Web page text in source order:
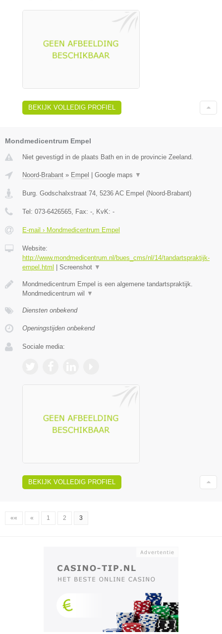
BEKIJK VOLLEDIG PROFIEL
Mondmedicentrum Empel
Niet gevestigd in de plaats Bath en in de provincie Zeeland.
Noord-Brabant » Empel Google maps ▼
Burg. Godschalxstraat 74 5236 AC Empel (Noord-Brabant)
Tel: 073-6426565 , Fax: - , KvK: -
E-mail › Mondmedicentrum Empel
Website:
http://www.mondmedicentrum.nl/bues_cms/nl/14/tandartspraktijk-
empel.html
Screenshot ▼
Mondmedicentrum Empel is een algemene tandartspraktijk.
Mondmedicentrum wil
▼
Diensten onbekend
Openingstijden onbekend
Sociale media:
BEKIJK VOLLEDIG PROFIEL
«« « 1 2 3